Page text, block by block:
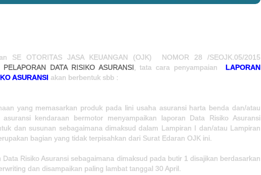
SE OTORITAS JASA KEUANGAN (OJK) NOMOR 28 /SEOJK.05/2015
PELAPORAN DATA RISIKO ASURANSI, tata cara penyampaianLAPORAN
ASURANSI akan berbentuk sbb :
yang memasarkan produk pada lini usaha asuransi harta benda dan/atau
kendaraan bermotor menyampaikan laporan Data Risiko Asuransi
dan susunan sebagaimana dimaksud dalam Lampiran I dan/atau Lampiran
bagian yang tidak terpisahkan dari Surat Edaran OJK ini.
Data Risiko Asuransi sebagaimana dimaksud pada butir 1 disajikan berdasarkan
dan disampaikan paling lambat tanggal 30 April.